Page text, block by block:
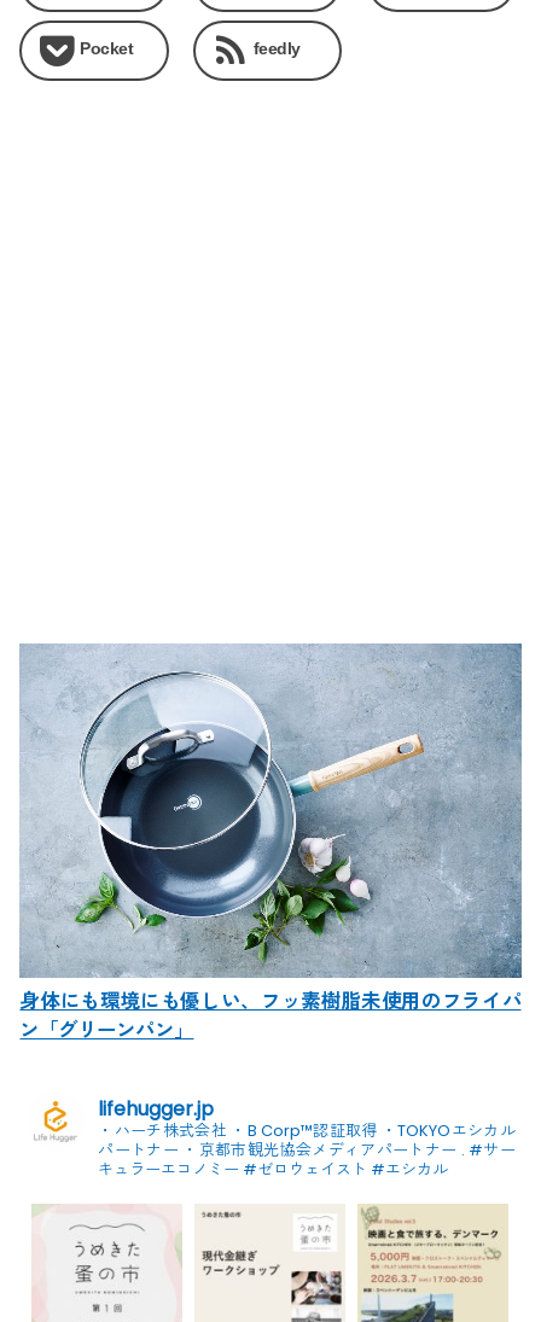
Pocket feedly
身体にも環境にも優しい、フッ素樹脂未使用のフライパ
ン「グリーンパン」
lifehugger.jp
・ハーチ株式会社 ・B Corp™認証取得 ・TOKYOエシカル
パートナー ・京都市観光協会メディアパートナー . #サー
キュラーエコノミー #ゼロウェイスト #エシカル